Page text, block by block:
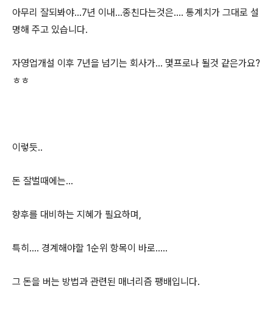
아무리 잘되봐야...7년 이내...종친다는것은.... 통계치가 그대로 설
명해 주고 있습니다.
자영업개설 이후 7년을 넘기는 회사가... 몇프로나 될것 같은가요?
ㅎㅎ
이렇듯..
돈 잘벌때에는...
향후를 대비하는 지혜가 필요하며,
특히.... 경계해야할 1순위 항목이 바로.....
그 돈을 버는 방법과 관련된 매너리즘 팽배입니다.